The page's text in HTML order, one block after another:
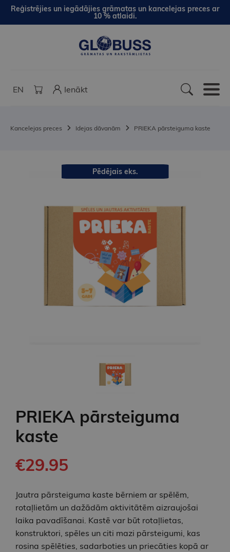
Reģistrējies un iegādājies grāmatas un kancelejas preces ar
10 % atlaidi.
EN Ienākt
Kancelejas preces Idejas dāvanām PRIEKA pārsteiguma kaste
Pēdējais eks.
PRIEKA pārsteiguma
kaste
€29.95
Jautra pārsteiguma kaste bērniem ar spēlēm,
rotaļlietām un dažādām aktivitātēm aizraujošai
laika pavadīšanai. Kastē var būt rotaļlietas,
konstruktori, spēles un citi mazi pārsteigumi, kas
rosina spēlēties, sadarboties un priecāties kopā ar